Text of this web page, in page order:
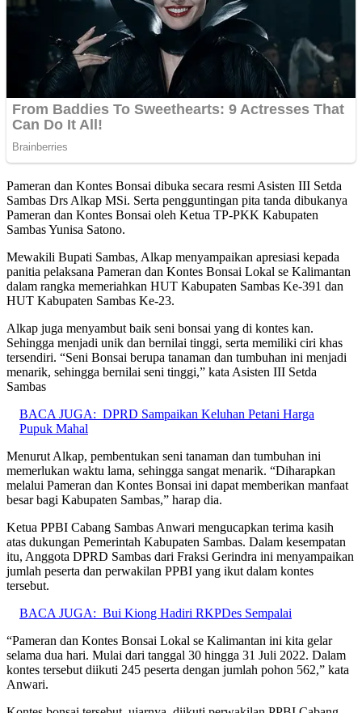
Pameran dan Kontes Bonsai dibuka secara resmi Asisten III Setda
Sambas Drs Alkap MSi. Serta pengguntingan pita tanda dibukanya
Pameran dan Kontes Bonsai oleh Ketua TP-PKK Kabupaten
Sambas Yunisa Satono.
Mewakili Bupati Sambas, Alkap menyampaikan apresiasi kepada
panitia pelaksana Pameran dan Kontes Bonsai Lokal se Kalimantan
dalam rangka memeriahkan HUT Kabupaten Sambas Ke-391 dan
HUT Kabupaten Sambas Ke-23.
Alkap juga menyambut baik seni bonsai yang di kontes kan.
Sehingga menjadi unik dan bernilai tinggi, serta memiliki ciri khas
tersendiri. “Seni Bonsai berupa tanaman dan tumbuhan ini menjadi
menarik, sehingga bernilai seni tinggi,” kata Asisten III Setda
Sambas
BACA JUGA: DPRD Sampaikan Keluhan Petani Harga
Pupuk Mahal
Menurut Alkap, pembentukan seni tanaman dan tumbuhan ini
memerlukan waktu lama, sehingga sangat menarik. “Diharapkan
melalui Pameran dan Kontes Bonsai ini dapat memberikan manfaat
besar bagi Kabupaten Sambas,” harap dia.
Ketua PPBI Cabang Sambas Anwari mengucapkan terima kasih
atas dukungan Pemerintah Kabupaten Sambas. Dalam kesempatan
itu, Anggota DPRD Sambas dari Fraksi Gerindra ini menyampaikan
jumlah peserta dan perwakilan PPBI yang ikut dalam kontes
tersebut.
BACA JUGA: Bui Kiong Hadiri RKPDes Sempalai
“Pameran dan Kontes Bonsai Lokal se Kalimantan ini kita gelar
selama dua hari. Mulai dari tanggal 30 hingga 31 Juli 2022. Dalam
kontes tersebut diikuti 245 peserta dengan jumlah pohon 562,” kata
Anwari.